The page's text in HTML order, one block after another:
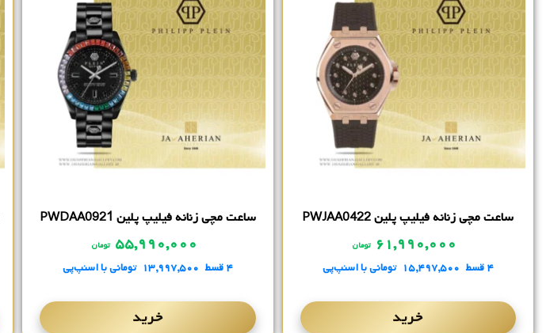
ساعت مچی زنانه فیلیپ پلین PWJAA0422
۶۱,۹۹۰,۰۰۰ تومان
۴ قسط ۱۵,۴۹۷,۵۰۰ تومانیبا اسنپ‌پی
خرید
ساعت مچی زنانه فیلیپ پلین PWDAA0921
۵۵,۹۹۰,۰۰۰ تومان
۴ قسط ۱۳,۹۹۷,۵۰۰ تومانیبا اسنپ‌پی
خرید